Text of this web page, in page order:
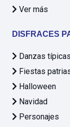
Ver más
DISFRACES
Danzas típicas
Fiestas
Halloween
Navidad
Personajes